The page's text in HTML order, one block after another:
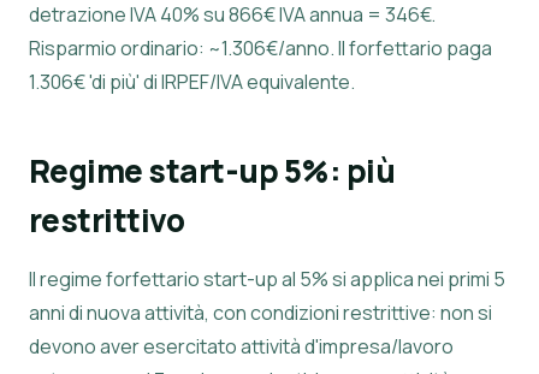
detrazione IVA 40% su 866€ IVA annua = 346€.
Risparmio ordinario: ~1.306€/anno. Il forfettario paga
1.306€ 'di più' di IRPEF/IVA equivalente.
Regime start-up 5%: più
restrittivo
Il regime forfettario start-up al 5% si applica nei primi 5
anni di nuova attività, con condizioni restrittive: non si
devono aver esercitato attività d'impresa/lavoro